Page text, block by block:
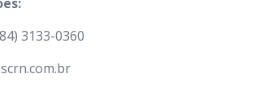
3133-0360